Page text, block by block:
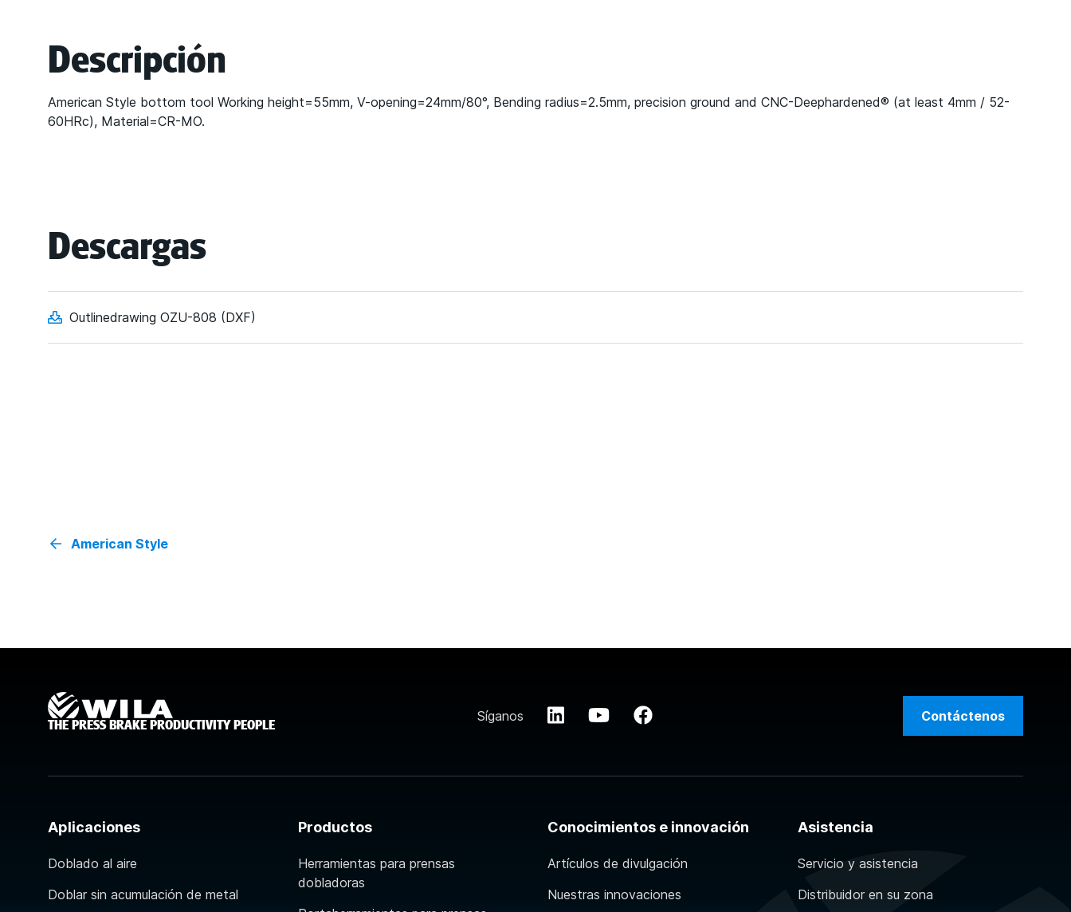
Descripción
American Style bottom tool Working height=55mm, V-opening=24mm/80°, Bending radius=2.5mm, precision ground and CNC-Deephardened® (at least 4mm / 52-
60HRc), Material=CR-MO.
Descargas
Outlinedrawing OZU-808 (DXF)
American Style
THE PRESS BRAKE PRODUCTIVITY PEOPLE
Síganos Contáctenos
Aplicaciones
Doblado al aire
Doblar sin acumulación de metal
Productos
Herramientas para prensas
dobladoras
Conocimientos e innovación
Artículos de divulgación
Nuestras innovaciones
Asistencia
Servicio y asistencia
Distribuidor en su zona